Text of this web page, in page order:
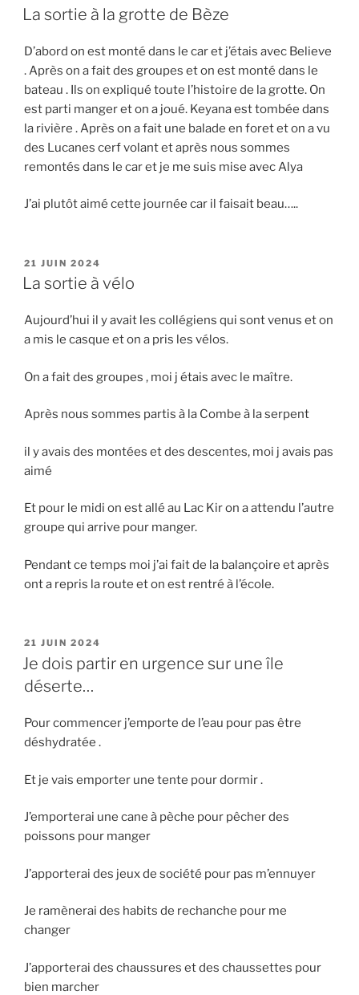
LE
La sortie à la grotte de Bèze
D’abord on est monté dans le car et j’étais avec Believe
. Après on a fait des groupes et on est monté dans le
bateau . Ils on expliqué toute l’histoire de la grotte. On
est parti manger et on a joué. Keyana est tombée dans
la rivière . Après on a fait une balade en foret et on a vu
des Lucanes cerf volant et après nous sommes
remontés dans le car et je me suis mise avec Alya
J’ai plutôt aimé cette journée car il faisait beau…..
PUBLIÉ
LE
21 JUIN 2024
La sortie à vélo
Aujourd’hui il y avait les collégiens qui sont venus et on
a mis le casque et on a pris les vélos.
On a fait des groupes , moi j étais avec le maître.
Après nous sommes partis à la Combe à la serpent
il y avais des montées et des descentes, moi j avais pas
aimé
Et pour le midi on est allé au Lac Kir on a attendu l’autre
groupe qui arrive pour manger.
Pendant ce temps moi j’ai fait de la balançoire et après
ont a repris la route et on est rentré à l’école.
PUBLIÉ
LE
21 JUIN 2024
Je dois partir en urgence sur une île
déserte…
Pour commencer j’emporte de l’eau pour pas être
déshydratée .
Et je vais emporter une tente pour dormir .
J’emporterai une cane à pèche pour pêcher des
poissons pour manger
J’apporterai des jeux de société pour pas m’ennuyer
Je ramènerai des habits de rechanche pour me
changer
J’apporterai des chaussures et des chaussettes pour
bien marcher